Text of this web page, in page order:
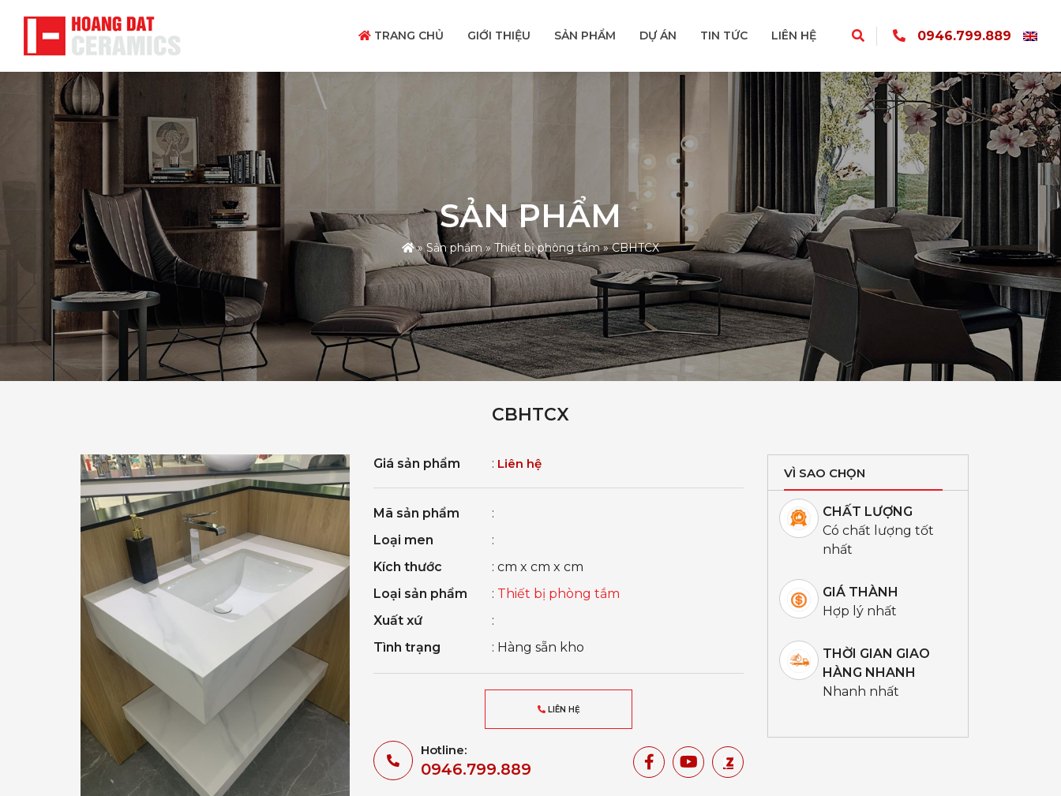
TRANG CHỦ GIỚI THIỆU SẢN PHẨM DỰ ÁN TIN TỨC LIÊN HỆ 0946.799.889
SẢN PHẨM
» Sản phẩm » Thiết bị phòng tắm » CBHTCX
CBHTCX
Giá sản phẩm : Liên hệ
Mã sản phẩm
:
Loại men
:
Kích thước
: cm x cm x cm
Loại sản phẩm
: Thiết bị phòng tắm
Xuất xứ
:
Tình trạng
: Hàng sẵn kho
LIÊN HỆ
Hotline:
0946.799.889
VÌ SAO CHỌN
CHẤT LƯỢNG
Có chất lượng tốt
nhất
GIÁ THÀNH
Hợp lý nhất
THỜI GIAN GIAO
HÀNG NHANH
Nhanh nhất